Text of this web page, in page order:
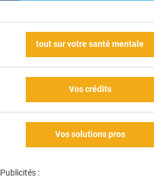
tout sur votre santé mentale
Vos crédits
Vos solutions pros
Publicités :